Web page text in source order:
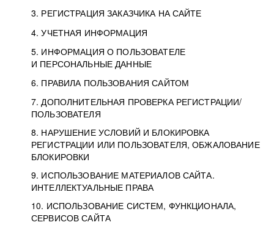
3. РЕГИСТРАЦИЯ ЗАКАЗЧИКА НА САЙТЕ
4. УЧЕТНАЯ ИНФОРМАЦИЯ
5. ИНФОРМАЦИЯ О ПОЛЬЗОВАТЕЛЕ
И ПЕРСОНАЛЬНЫЕ ДАННЫЕ
6. ПРАВИЛА ПОЛЬЗОВАНИЯ САЙТОМ
7. ДОПОЛНИТЕЛЬНАЯ ПРОВЕРКА РЕГИСТРАЦИИ/
ПОЛЬЗОВАТЕЛЯ
8. НАРУШЕНИЕ УСЛОВИЙ И БЛОКИРОВКА
РЕГИСТРАЦИИ ИЛИ ПОЛЬЗОВАТЕЛЯ, ОБЖАЛОВАНИЕ
БЛОКИРОВКИ
9. ИСПОЛЬЗОВАНИЕ МАТЕРИАЛОВ САЙТА.
ИНТЕЛЛЕКТУАЛЬНЫЕ ПРАВА
10. ИСПОЛЬЗОВАНИЕ СИСТЕМ, ФУНКЦИОНАЛА,
СЕРВИСОВ САЙТА